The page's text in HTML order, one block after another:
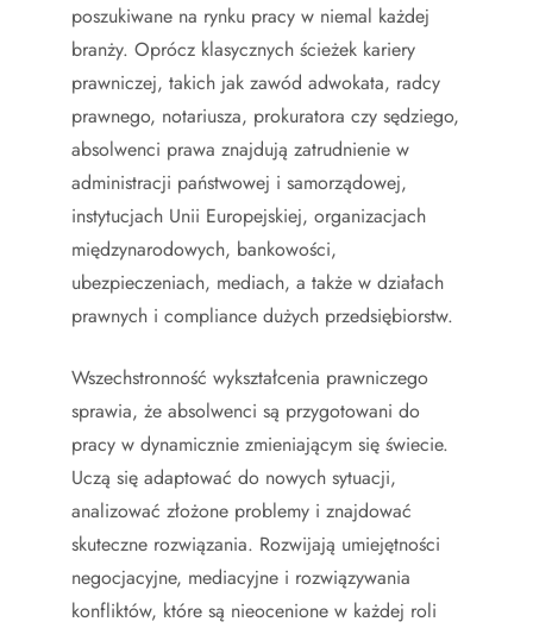
poszukiwane na rynku pracy w niemal każdej
branży. Oprócz klasycznych ścieżek kariery
prawniczej, takich jak zawód adwokata, radcy
prawnego, notariusza, prokuratora czy sędziego,
absolwenci prawa znajdują zatrudnienie w
administracji państwowej i samorządowej,
instytucjach Unii Europejskiej, organizacjach
międzynarodowych, bankowości,
ubezpieczeniach, mediach, a także w działach
prawnych i compliance dużych przedsiębiorstw.
Wszechstronność wykształcenia prawniczego
sprawia, że absolwenci są przygotowani do
pracy w dynamicznie zmieniającym się świecie.
Uczą się adaptować do nowych sytuacji,
analizować złożone problemy i znajdować
skuteczne rozwiązania. Rozwijają umiejętności
negocjacyjne, mediacyjne i rozwiązywania
konfliktów, które są nieocenione w każdej roli